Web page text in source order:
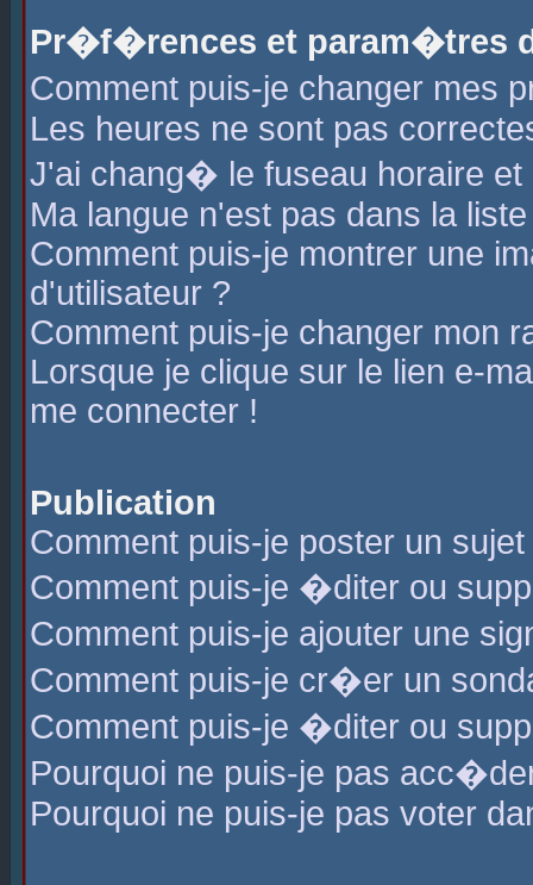
Pr�f�rences et param�tres
Comment puis-je changer mes
Les heures ne sont pas
J'ai chang� le fuseau horaire
Ma langue n'est pas dans la
Comment puis-je montrer une
d'utilisateur ?
Comment puis-je changer mon
Lorsque je clique sur le lien e-
me connecter !
Publication
Comment puis-je poster un
Comment puis-je �diter ou
Comment puis-je ajouter une
Comment puis-je cr�er un
Comment puis-je �diter ou
Pourquoi ne puis-je pas
Pourquoi ne puis-je pas voter